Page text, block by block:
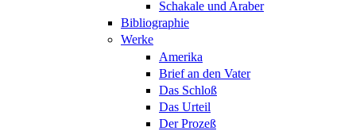
Schakale und Araber
Bibliographie
Werke
Amerika
Brief an den Vater
Das Schloß
Das Urteil
Der Prozeß